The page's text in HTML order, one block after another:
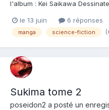
l'album : Kei Saikawa
Dans l'espace, personne ne
Confrontés à une multitude d...
le 13 juin 6 réponses
manga science-fiction
Sukima tome 2
poseidon2 a posté un